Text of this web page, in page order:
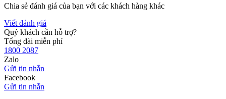
Chia sẻ đánh giá của bạn với các khách hàng khác
Viết đánh giá
Quý khách cần hỗ trợ?
Tổng đài miễn phí
1800 2087
Zalo
Gửi tin nhắn
Facebook
Gửi tin nhắn